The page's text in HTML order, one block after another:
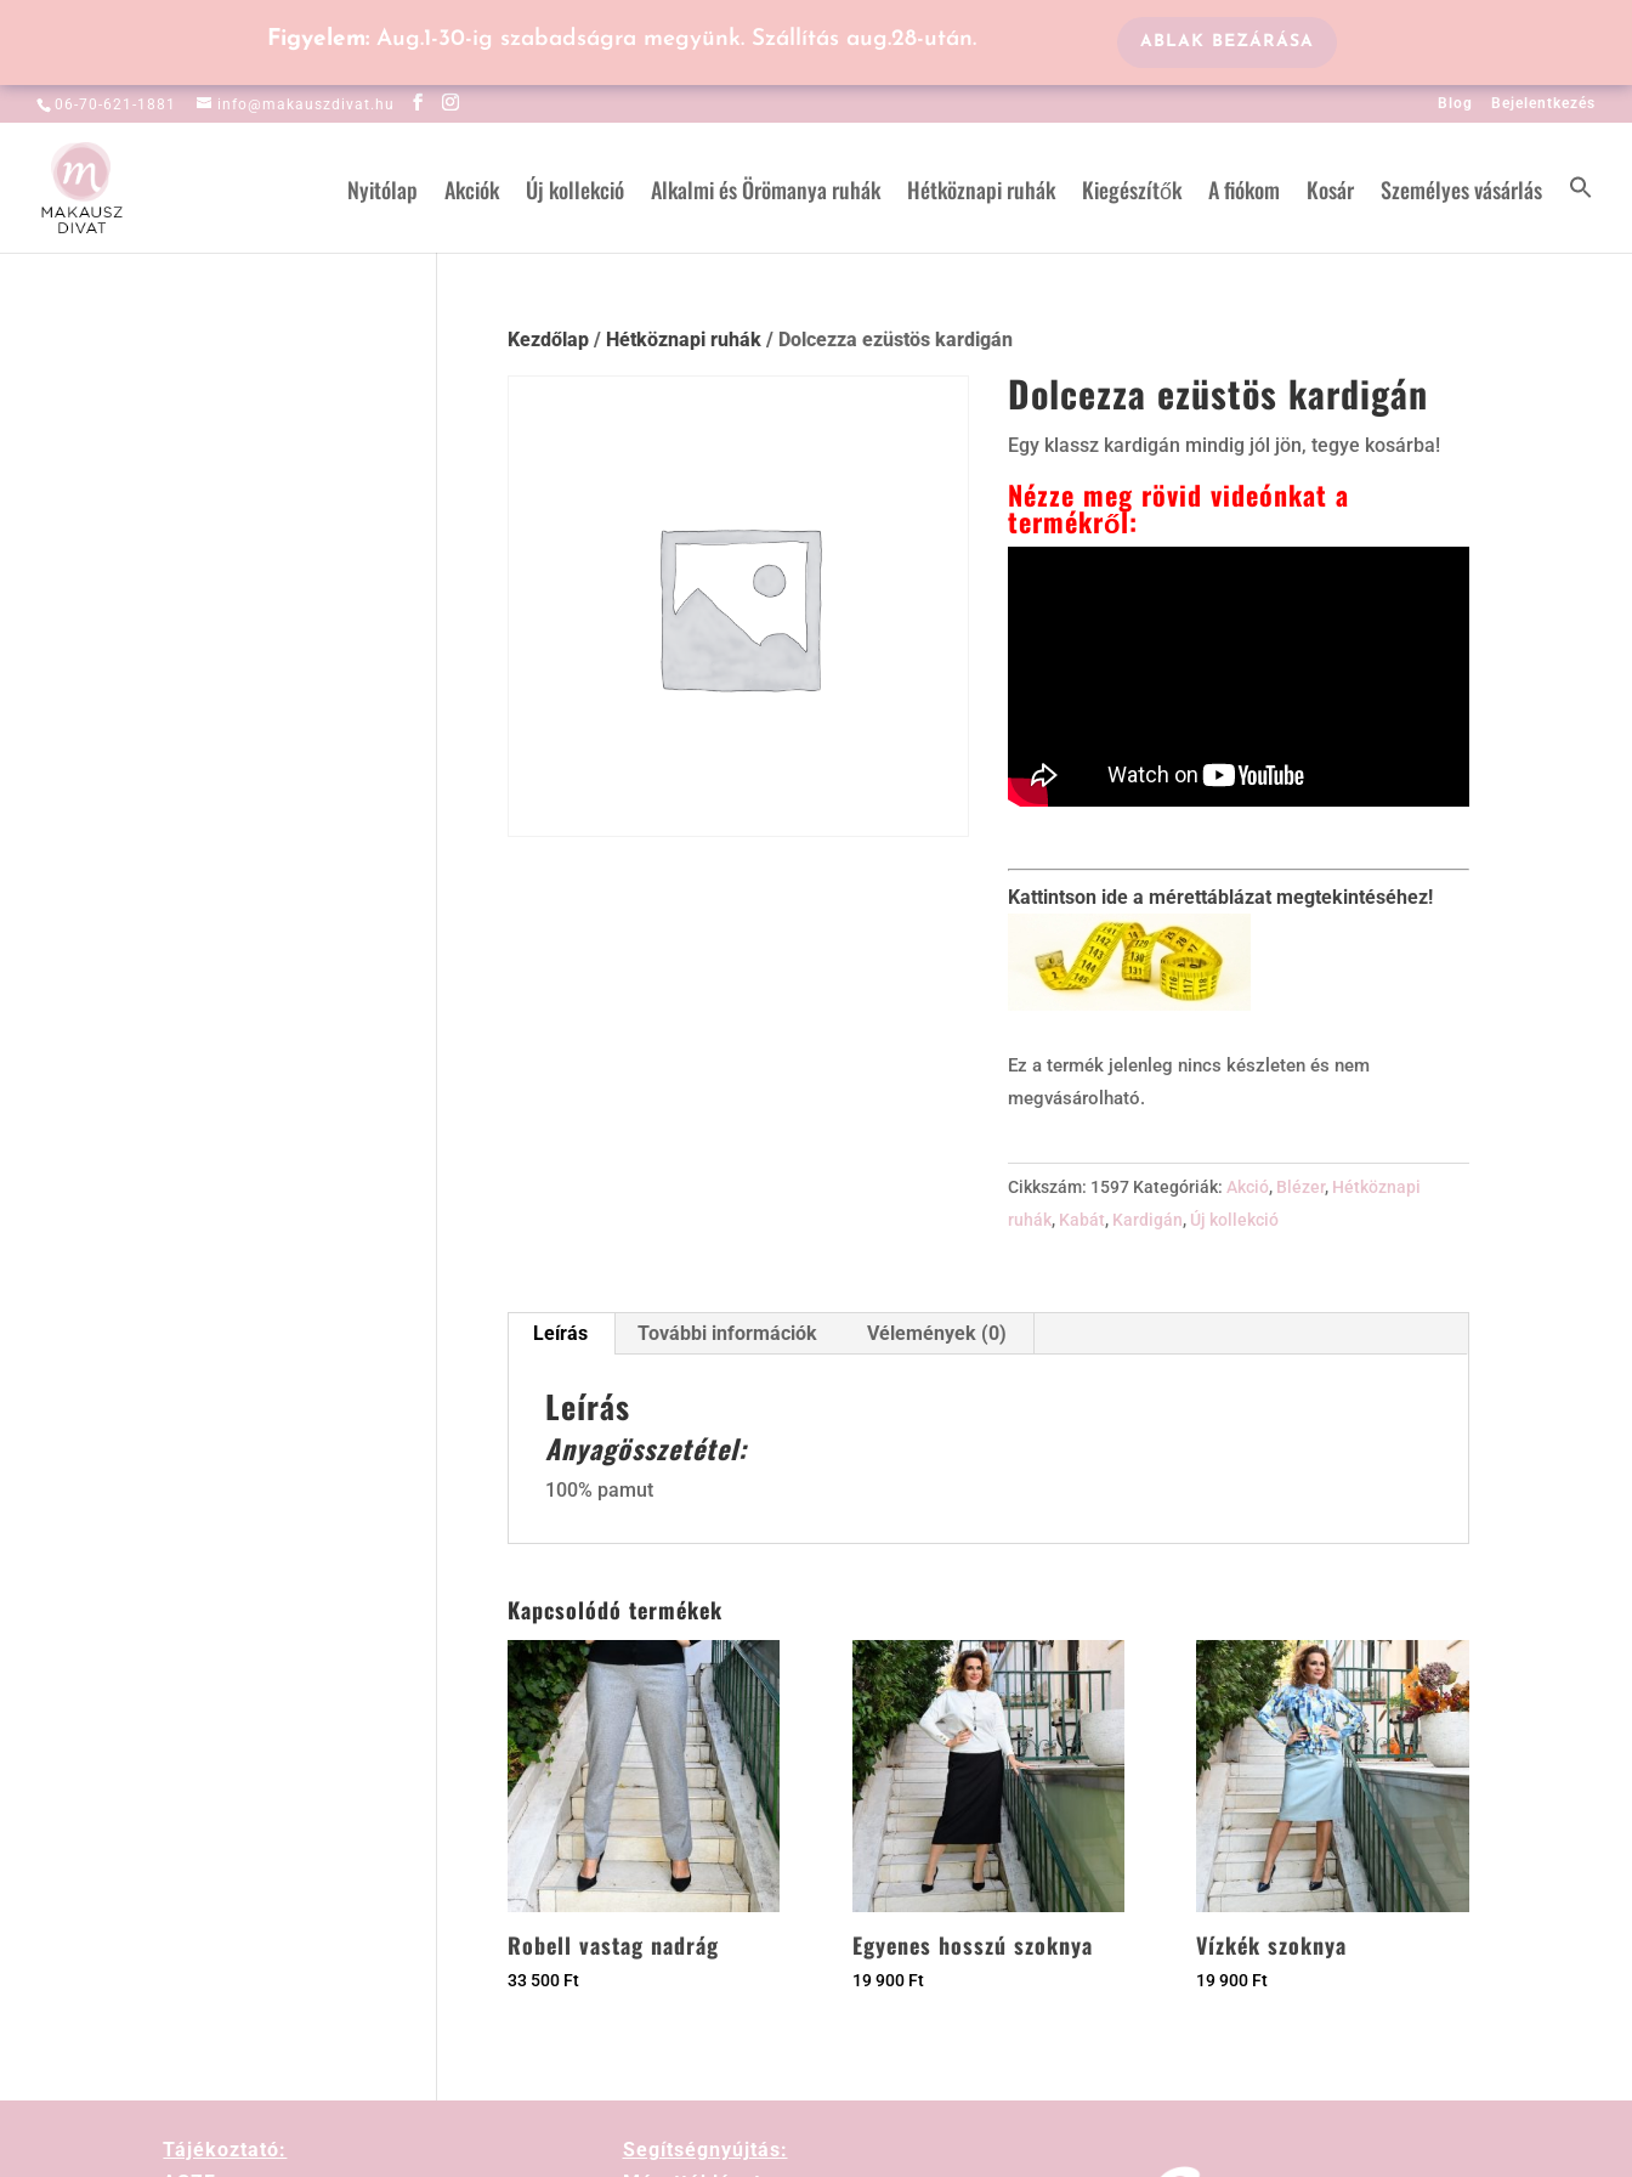
06-70-621-1881 info@makauszdivat.hu Blog Bejelentkezés
Nyitólap Akciók Új kollekció Alkalmi és Örömanya ruhák Hétköznapi ruhák Kiegészítők A fiókom Kosár Személyes vásárlás
Kezdőlap/ Hétköznapi ruhák/ Dolcezza ezüstös kardigán
Dolcezza ezüstös kardigán
Egy klassz kardigán mindig jól jön, tegye kosárba!
Nézze meg rövid videónkat a
termékről:
Kattintson ide a mérettáblázat megtekintéséhez!
Ez a termék jelenleg nincs készleten és nem
megvásárolható.
Cikkszám: 1597 Kategóriák: Akció, Blézer, Hétköznapi
ruhák, Kabát, Kardigán, Új kollekció
Leírás További információk Vélemények (0)
Leírás
Anyagösszetétel:
100% pamut
Kapcsolódó termékek
Robell vastag nadrág
33 500 Ft
Egyenes hosszú szoknya
19 900 Ft
Vízkék szoknya
19 900 Ft
Tájékoztató:
Segítségnyújtás:
Figyelem: Aug.1-30-ig szabadságra megyünk. Szállítás aug.28-után. ABLAK BEZÁRÁSA